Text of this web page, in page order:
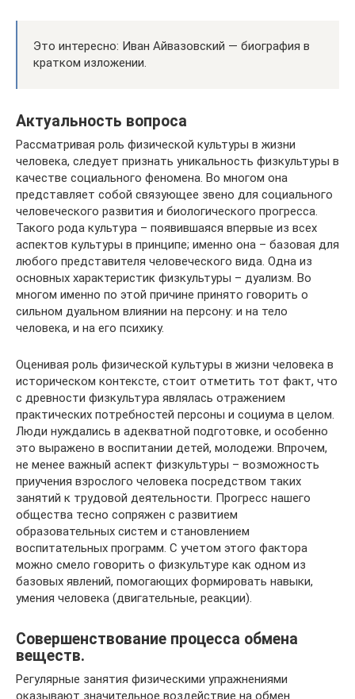
Это интересно: Иван Айвазовский — биография в
кратком изложении.
Актуальность вопроса
Рассматривая роль физической культуры в жизни
человека, следует признать уникальность физкультуры в
качестве социального феномена. Во многом она
представляет собой связующее звено для социального
человеческого развития и биологического прогресса.
Такого рода культура – появившаяся впервые из всех
аспектов культуры в принципе; именно она – базовая для
любого представителя человеческого вида. Одна из
основных характеристик физкультуры – дуализм. Во
многом именно по этой причине принято говорить о
сильном дуальном влиянии на персону: и на тело
человека, и на его психику.
Оценивая роль физической культуры в жизни человека в
историческом контексте, стоит отметить тот факт, что
с древности физкультура являлась отражением
практических потребностей персоны и социума в целом.
Люди нуждались в адекватной подготовке, и особенно
это выражено в воспитании детей, молодежи. Впрочем,
не менее важный аспект физкультуры – возможность
приучения взрослого человека посредством таких
занятий к трудовой деятельности. Прогресс нашего
общества тесно сопряжен с развитием
образовательных систем и становлением
воспитательных программ. С учетом этого фактора
можно смело говорить о физкультуре как одном из
базовых явлений, помогающих формировать навыки,
умения человека (двигательные, реакции).
Совершенствование процесса обмена
веществ.
Ре­гулярные занятия физическими упражнениями
оказывают значительное воздействие на обмен